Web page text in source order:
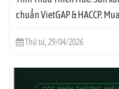
chuẩn VietGAP & HACCP.
Thứ tư, 29/04/2026